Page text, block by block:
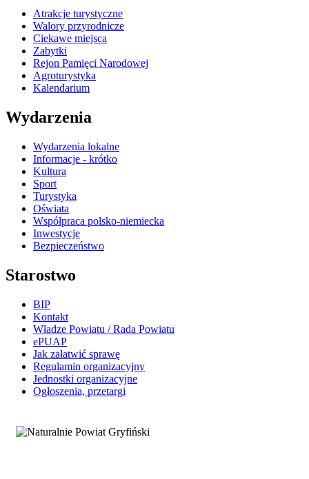
Atrakcje turystyczne
Walory przyrodnicze
Ciekawe miejsca
Zabytki
Rejon Pamięci Narodowej
Agroturystyka
Kalendarium
Wydarzenia
Wydarzenia lokalne
Informacje - krótko
Kultura
Sport
Turystyka
Oświata
Współpraca polsko-niemiecka
Inwestycje
Bezpieczeństwo
Starostwo
BIP
Kontakt
Władze Powiatu / Rada Powiatu
ePUAP
Jak załatwić sprawę
Regulamin organizacyjny
Jednostki organizacyjne
Ogłoszenia, przetargi